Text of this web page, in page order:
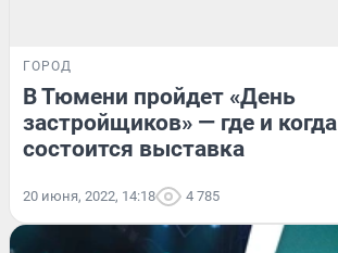
ГОРОД
В Тюмени пройдет «День
застройщиков» — где и когда
состоится выставка
20 июня, 2022, 14:18 4 785